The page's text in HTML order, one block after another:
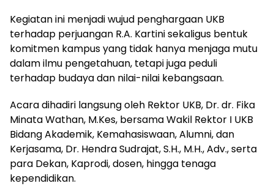
Kegiatan ini menjadi wujud penghargaan UKB
terhadap perjuangan R.A. Kartini sekaligus bentuk
komitmen kampus yang tidak hanya menjaga mutu
dalam ilmu pengetahuan, tetapi juga peduli
terhadap budaya dan nilai-nilai kebangsaan.
Acara dihadiri langsung oleh Rektor UKB, Dr. dr. Fika
Minata Wathan, M.Kes, bersama Wakil Rektor I UKB
Bidang Akademik, Kemahasiswaan, Alumni, dan
Kerjasama, Dr. Hendra Sudrajat, S.H., M.H., Adv., serta
para Dekan, Kaprodi, dosen, hingga tenaga
kependidikan.